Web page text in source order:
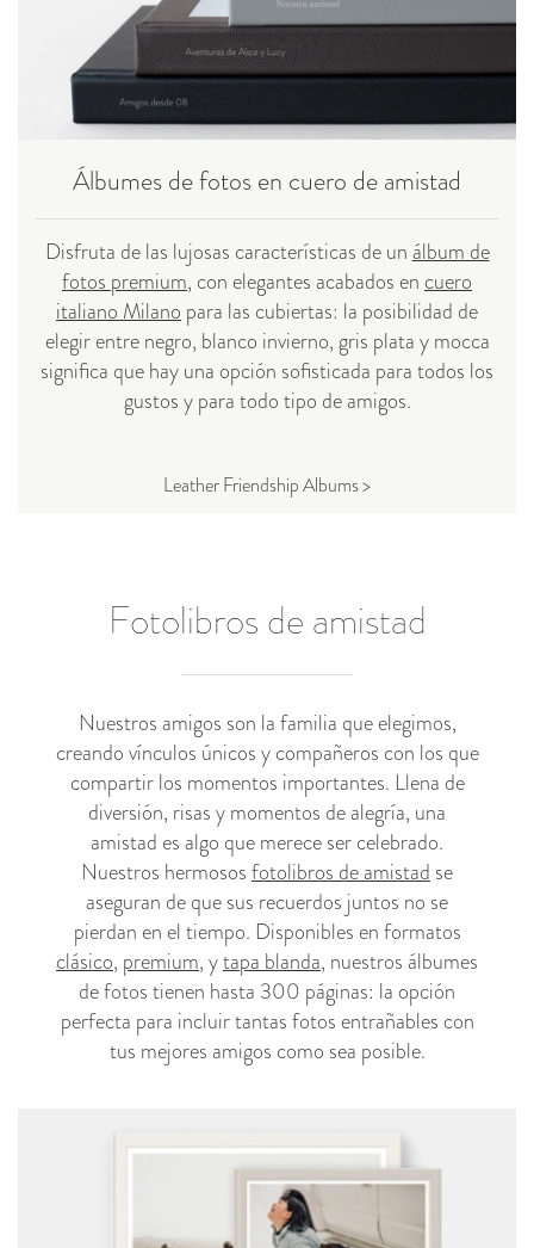
Álbumes de fotos en cuero de amistad
Disfruta de las lujosas características de unálbum de
fotos premium, con elegantes acabados en cuero
italiano Milano para las cubiertas: la posibilidad de
elegir entre negro, blanco invierno, gris plata y mocca
significa que hay una opción sofisticada para todos los
gustos y para todo tipo de amigos.
Leather Friendship Albums >
Fotolibros de amistad
Nuestros amigos son la familia que elegimos,
creando vínculos únicos y compañeros con los que
compartir los momentos importantes. Llena de
diversión, risas y momentos de alegría, una
amistad es algo que merece ser celebrado.
Nuestros hermososfotolibros de amistad se
aseguran de que sus recuerdos juntos no se
pierdan en el tiempo. Disponibles en formatos
clásico, premium, ytapa blanda, nuestros álbumes
de fotos tienen hasta 300 páginas: la opción
perfecta para incluir tantas fotos entrañables con
tus mejores amigos como sea posible.